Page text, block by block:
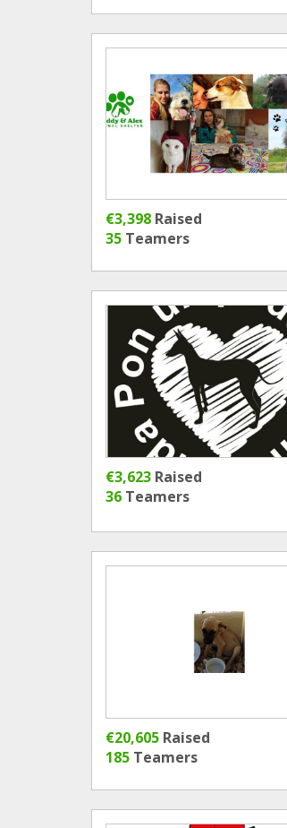
€3,398 Raised
35 Teamers
€3,623 Raised
36 Teamers
€20,605 Raised
185 Teamers